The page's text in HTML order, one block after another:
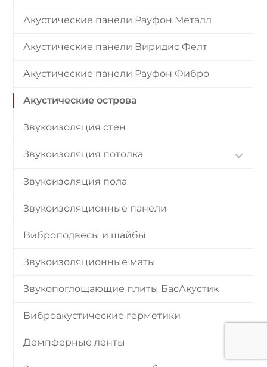
Акустические панели Рауфон Металл
Акустические панели Виридис Фелт
Акустические панели Рауфон Фибро
Акустические острова
Звукоизоляция стен
Звукоизоляция потолка
Звукоизоляция пола
Звукоизоляционные панели
Виброподвесы и шайбы
Звукоизоляционные маты
Звукопоглощающие плиты БасАкустик
Виброакустические герметики
Демпферные ленты